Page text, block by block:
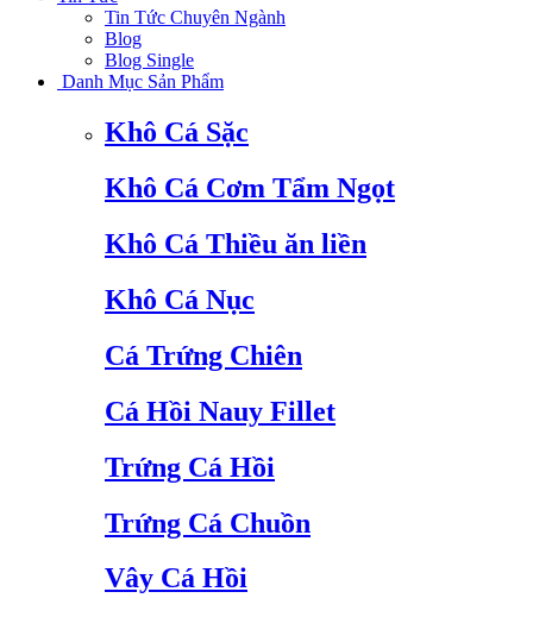
Tin Tức Chuyên Ngành
Blog
Blog Single
Danh Mục Sản Phẩm
Khô Cá Sặc
Khô Cá Cơm Tẩm Ngọt
Khô Cá Thiều ăn liền
Khô Cá Nục
Cá Trứng Chiên
Cá Hồi Nauy Fillet
Trứng Cá Hồi
Trứng Cá Chuồn
Vây Cá Hồi